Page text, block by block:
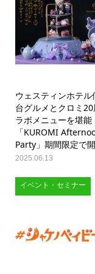
ウェスティンホテル
台グルメとクロミ20
ラボメニューを堪能
「KUROMI
Party」期間限定で
2025.06.13
イベント・セミナー